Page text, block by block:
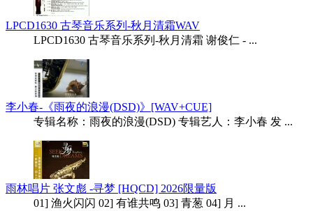
LPCD1630 古琴音乐系列-秋月清霜WAV
LPCD1630 古琴音乐系列-秋月清霜 谢俊仁 - ...
李小春-《雨夜的浪漫(DSD)》[WAV+CUE]
专辑名称：雨夜的浪漫(DSD) 专辑艺人：李小春 发 ...
雨林唱片 张文彪 -寻梦 [HQCD] 2026限量版
01] 渔火闪闪 02] 有谁共鸣 03] 青葱 04] 月 ...